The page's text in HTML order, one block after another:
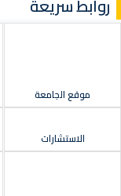
روابط سريعة
موقع الجامعة
الاستشارات